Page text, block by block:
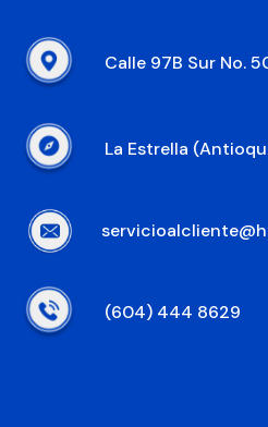
Calle 97B Sur No.
La Estrella
(604) 444 8629